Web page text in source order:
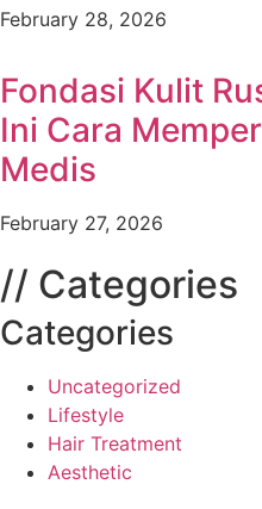
February 28, 2026
Fondasi Kulit
Ini Cara
Medis
February 27, 2026
// Categories
Categories
Uncategorized
Lifestyle
Hair Treatment
Aesthetic